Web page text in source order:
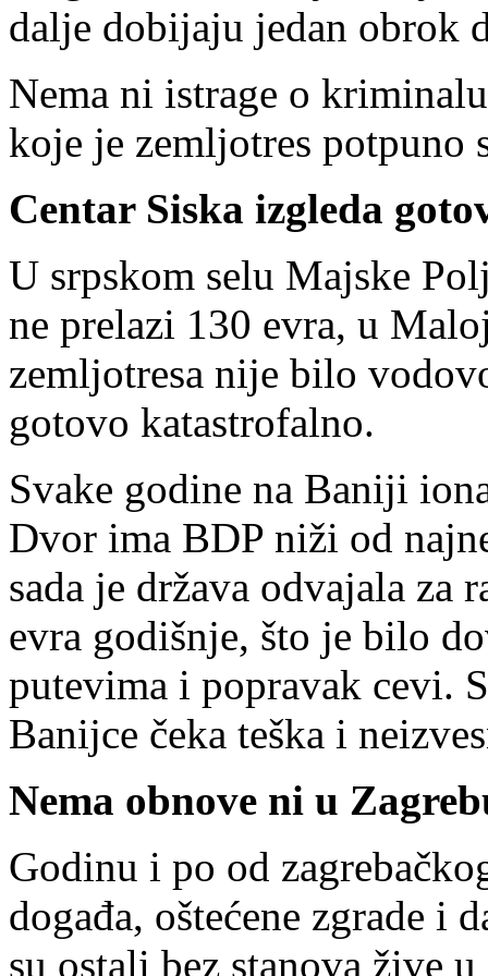
dalje dobijaju jedan obrok
Nema ni istrage o
koje je zemljotres potpuno
Centar Siska izgleda
U srpskom selu Majske
ne prelazi 130 evra, u
zemljotresa nije bilo
gotovo katastrofalno.
Svake godine na Baniji
Dvor ima BDP niži od
sada je država odvajala za
evra godišnje, što je bilo
putevima i popravak cevi.
Banijce čeka teška i
Nema obnove ni u
Godinu i po od
događa, oštećene zgrade i
su ostali bez stanova žive